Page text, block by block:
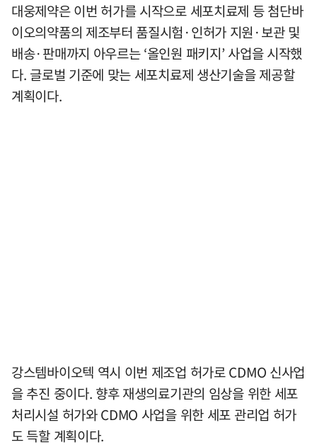
대웅제약은 이번 허가를 시작으로 세포치료제 등 첨단바
이오의약품의 제조부터 품질시험·인허가 지원·보관 및
배송·판매까지 아우르는 ‘올인원 패키지’ 사업을 시작했
다. 글로벌 기준에 맞는 세포치료제 생산기술을 제공할
계획이다.
강스템바이오텍 역시 이번 제조업 허가로 CDMO 신사업
을 추진 중이다. 향후 재생의료기관의 임상을 위한 세포
처리시설 허가와 CDMO 사업을 위한 세포 관리업 허가
도 득할 계획이다.